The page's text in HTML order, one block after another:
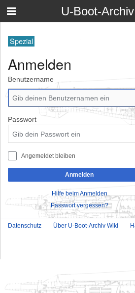
U-Boot-
Spezial
Anmelden
Benutzername
Passwort
Angemeldet bleiben
Anmelden
Hilfe beim Anmelden
Passwort vergessen?
Datenschutz Über U-Boot-Archiv Wiki